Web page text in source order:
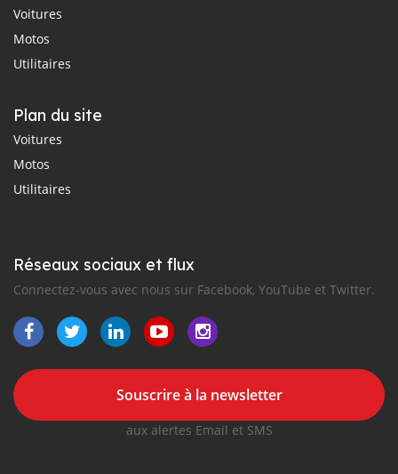
Voitures
Motos
Utilitaires
Plan du site
Voitures
Motos
Utilitaires
Réseaux sociaux et flux
Connectez-vous avec nous sur Facebook, YouTube et Twitter.
Souscrire à la newsletter
aux alertes Email et SMS